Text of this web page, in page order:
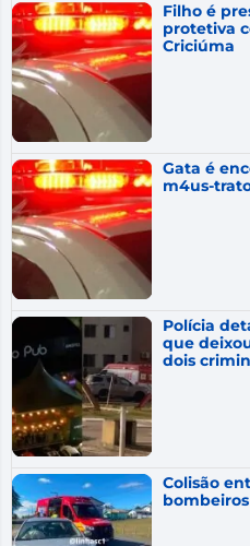
Filho é
protetiva
Criciúma
Gata é
m4us-
Polícia
que
dois
Colisão